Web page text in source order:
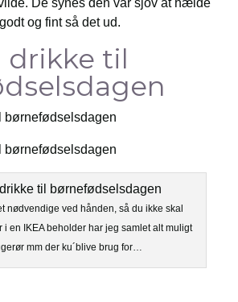
De synes den var sjov at hælde
og fint så det ud.
drikke til
nødvendige ved hånden, så du ikke skal
i en IKEA beholder har jeg samlet alt muligt
mm der ku´blive brug for…